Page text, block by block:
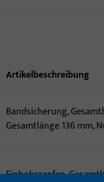
Artikelbeschreibung
Bandsicherung,
Gesamtlänge 136 mm,
Einbohrzapfen,